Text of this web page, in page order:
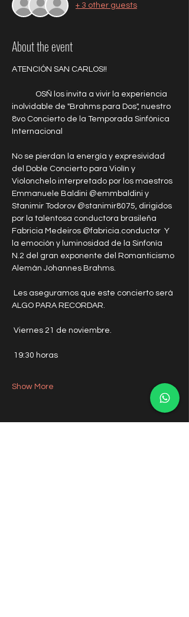
+ 3 other guests
About the event
ATENCIÓN SAN CARLOS!!
inolvidable de "Brahms para Dos", nuestro
8vo Concierto de la Temporada Sinfónica
Internacional
No se pierdan la energía y expresividad
del Doble Concierto para Violín y
Violonchelo interpretado por los maestros
Emmanuele Baldini @emmbaldini y
Stanimir Todorov @stanimir8075, dirigidos
por la talentosa conductora brasileña
Fabricia Medeiros @fabricia.conductor  Y
la emoción y luminosidad de la Sinfonía
N.2 del gran exponente del Romanticismo
Alemán Johannes Brahms.
ALGO PARA RECORDAR.
Viernes 21 de noviembre.
19:30 horas
Show More